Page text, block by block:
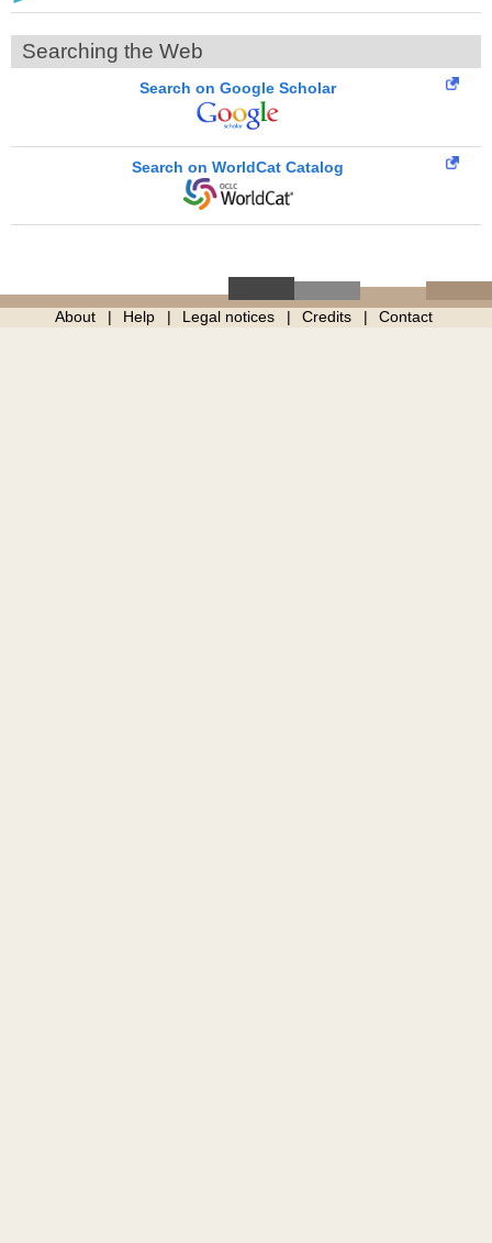
Searching the Web
Search on Google Scholar
Search on WorldCat Catalog
About Help Legal notices Credits Contact